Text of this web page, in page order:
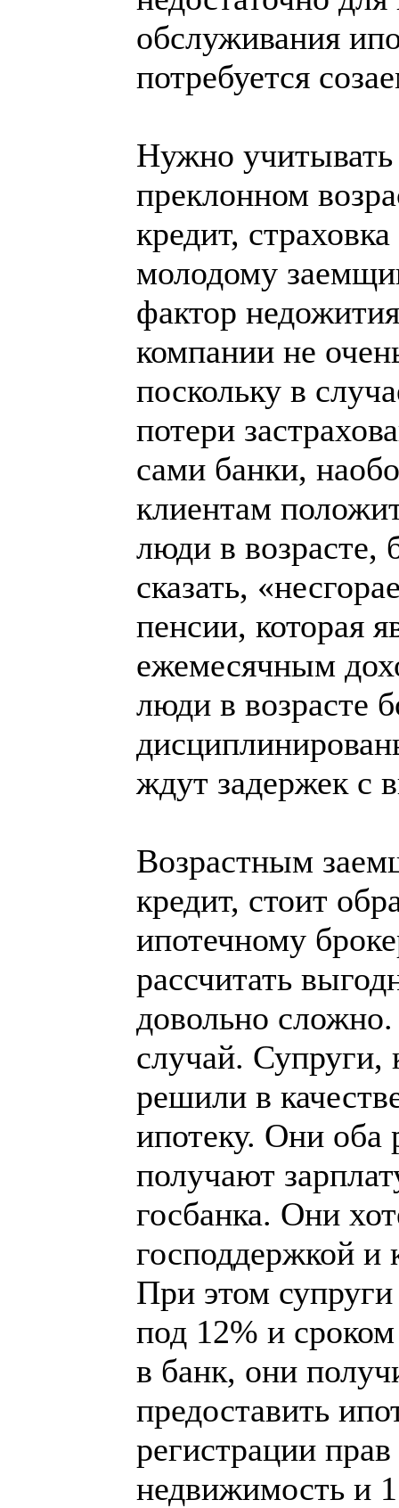
обслуживания
потребуется
Нужно учитывать
преклонном
кредит,
молодому
фактор
компании не
поскольку в
потери
сами банки,
клиентам
люди в возрасте,
сказать,
пенсии, которая
ежемесячным
люди в возрасте
ждут задержек с
Возрастным
кредит, стоит
ипотечному
рассчитать
довольно
случай. Супруги,
решили в
ипотеку. Они оба
получают
госбанка. Они
господдержкой и
При этом
под 12% и
в банк, они
предоставить
регистрации
недвижимость и